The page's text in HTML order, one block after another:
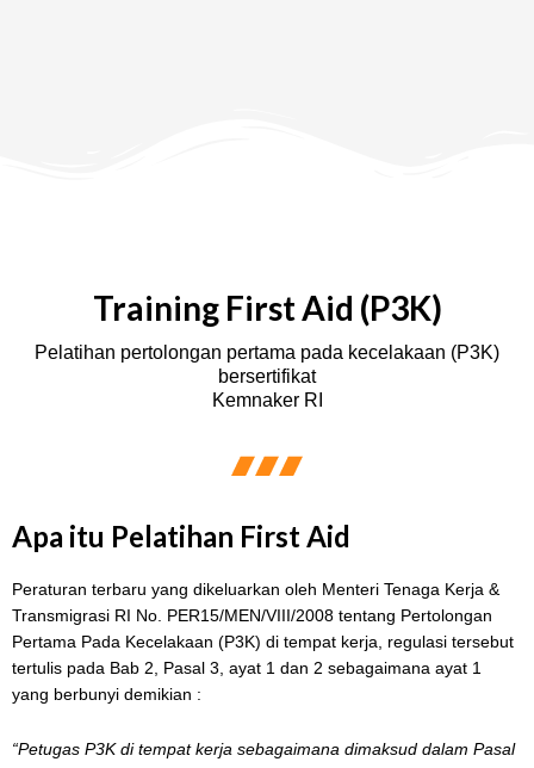
Training First Aid (P3K)
Pelatihan pertolongan pertama pada kecelakaan (P3K)
bersertifikat
Kemnaker RI
Apa itu Pelatihan First Aid
Peraturan terbaru yang dikeluarkan oleh Menteri Tenaga Kerja &
Transmigrasi RI No. PER15/MEN/VIII/2008 tentang Pertolongan
Pertama Pada Kecelakaan (P3K) di tempat kerja, regulasi tersebut
tertulis pada Bab 2, Pasal 3, ayat 1 dan 2 sebagaimana ayat 1
yang berbunyi demikian :
“Petugas P3K di tempat kerja sebagaimana dimaksud dalam Pasal